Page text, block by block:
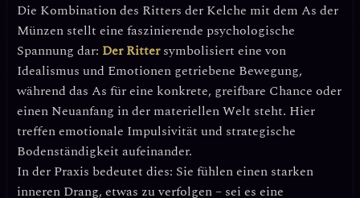
Die Kombination des Ritters der Kelche mit dem As der
Münzen stellt eine faszinierende psychologische
Spannung dar: Der Rittersymbolisiert eine von
Idealismus und Emotionen getriebene Bewegung,
während das As für eine konkrete, greifbare Chance oder
einen Neuanfang in der materiellen Welt steht. Hier
treffenemotionale Impulsivität und strategische
Bodenständigkeit aufeinander.
In der Praxis bedeutet dies: Sie fühlen einen starken
inneren Drang, etwas zu verfolgen – sei es eine